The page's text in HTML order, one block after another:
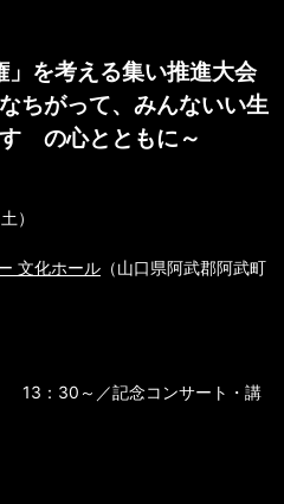
」を考える集い推進大会
ちがって、みんないい生
ゞの心とともに～
）
文化ホール （山口県阿武郡阿武町
：30～／記念コンサート・講